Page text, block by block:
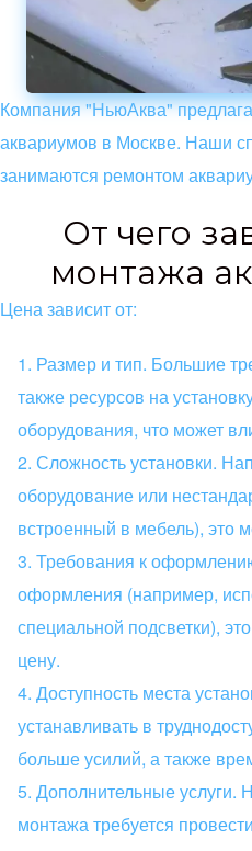
Компания "НьюАква"
аквариумов в Москве. Наши
занимаются ремонтом
От чего
монтажа
Цена зависит от:
Размер и тип. Большие
также ресурсов на
оборудования, что может
Сложность установки.
оборудование или
встроенный в мебель), это
Требования к
оформления (например,
специальной подсветки),
цену.
Доступность места
устанавливать в
больше усилий, а также
Дополнительные услуги.
монтажа требуется